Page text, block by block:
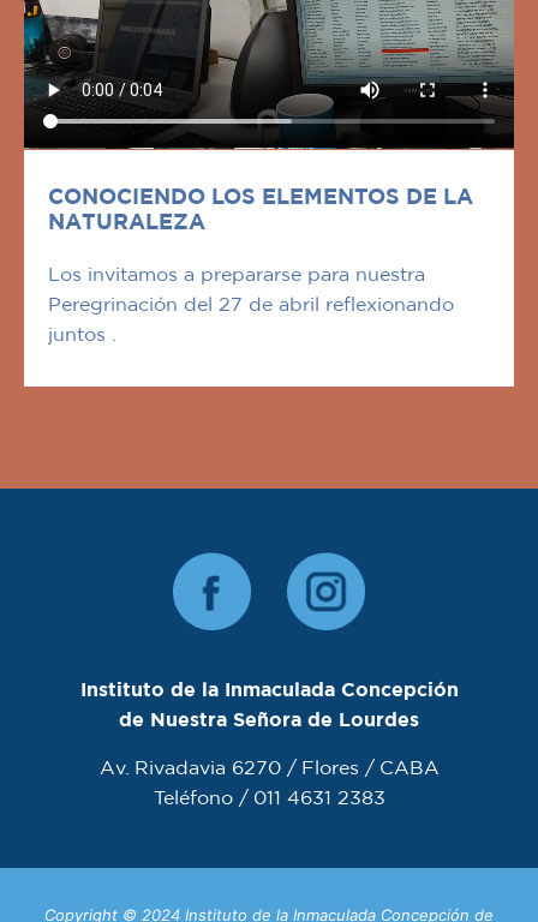
CONOCIENDO LOS ELEMENTOS DE LA
NATURALEZA
Los invitamos a prepararse para nuestra
Peregrinación del 27 de abril reflexionando
juntos .
Instituto de la Inmaculada Concepción
de Nuestra Señora de Lourdes
Av. Rivadavia 6270 / Flores / CABA
Teléfono / 011 4631 2383
Copyright © 2024 Instituto de la Inmaculada Concepción de